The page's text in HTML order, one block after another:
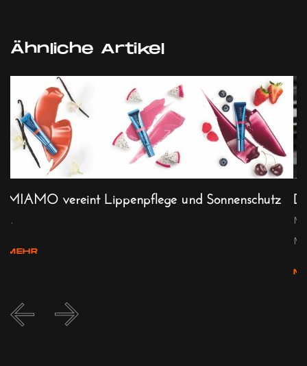
Ähnliche Artikel
MIAMO vereint Lippenpflege und Sonnenschutz
...
MEHR